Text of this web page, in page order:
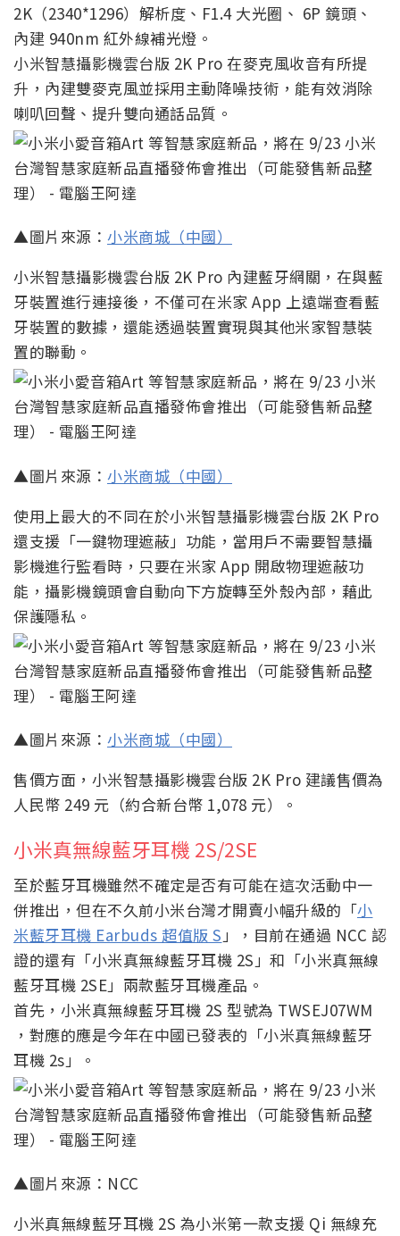
2K（2340*1296）解析度、F1.4 大光圈、 6P 鏡頭、
內建 940nm 紅外線補光燈。
小米智慧攝影機雲台版 2K Pro 在麥克風收音有所提
升，內建雙麥克風並採用主動降噪技術，能有效消除
喇叭回聲、提升雙向通話品質。
▲圖片來源： 小米商城（中國）
小米智慧攝影機雲台版 2K Pro 內建藍牙網關，在與藍
牙裝置進行連接後，不僅可在米家 App 上遠端查看藍
牙裝置的數據，還能透過裝置實現與其他米家智慧裝
置的聯動。
▲圖片來源： 小米商城（中國）
使用上最大的不同在於小米智慧攝影機雲台版 2K Pro
還支援「一鍵物理遮蔽」功能，當用戶不需要智慧攝
影機進行監看時，只要在米家 App 開啟物理遮蔽功
能，攝影機鏡頭會自動向下方旋轉至外殼內部，藉此
保護隱私。
▲圖片來源： 小米商城（中國）
售價方面，小米智慧攝影機雲台版 2K Pro 建議售價為
人民幣 249 元（約合新台幣 1,078 元）。
小米真無線藍牙耳機 2S/2SE
至於藍牙耳機雖然不確定是否有可能在這次活動中一
併推出，但在不久前小米台灣才開賣小幅升級的「小
米藍牙耳機 Earbuds 超值版 S」，目前在通過 NCC 認
證的還有「小米真無線藍牙耳機 2S」和「小米真無線
藍牙耳機 2SE」兩款藍牙耳機產品。
首先，小米真無線藍牙耳機 2S 型號為 TWSEJ07WM
，對應的應是今年在中國已發表的「小米真無線藍牙
耳機 2s」。
▲圖片來源：NCC
小米真無線藍牙耳機 2S 為小米第一款支援 Qi 無線充